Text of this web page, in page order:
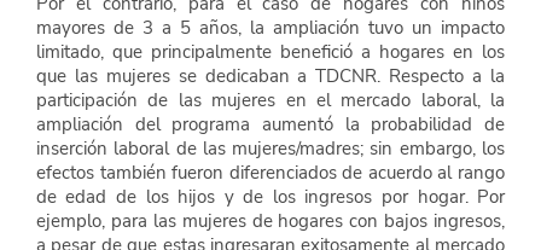
mayores de 3 a 5 años, la ampliación tuvo un impacto
limitado, que principalmente benefició a hogares en los
que las mujeres se dedicaban a TDCNR. Respecto a la
participación de las mujeres en el mercado laboral, la
ampliación del programa aumentó la probabilidad de
inserción laboral de las mujeres/madres; sin embargo, los
efectos también fueron diferenciados de acuerdo al rango
de edad de los hijos y de los ingresos por hogar. Por
ejemplo, para las mujeres de hogares con bajos ingresos,